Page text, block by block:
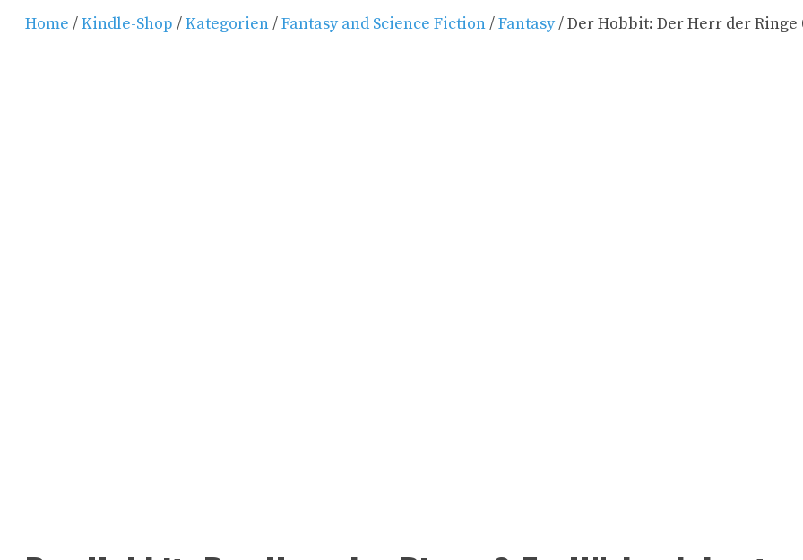
Home /Kindle-Shop /Kategorien/Fantasy and Science Fiction/Fantasy/ Der Hobbit: Der Herr der Ringe